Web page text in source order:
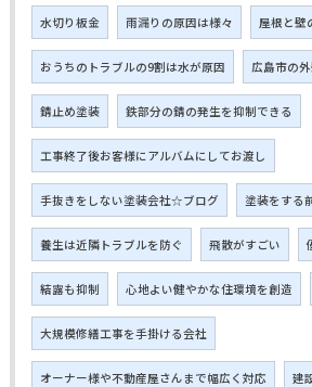
水切り板金 雨漏りの原因は様々 屋根と壁
おうちのトラブルの9割は水が原因 広島市の
錆止め塗装 鉄部分の錆の発生を抑制できる
工事終了後お客様にアルバムにしてお渡し
手抜きをしない塗装会社☆ブログ 塗装をする
養生は近隣トラブルを防ぐ 飛散がすごい
結露も抑制 心地よい健やかな住環境を創造
大規模修繕工事を手掛ける会社
オーナー様や不動産屋さんまで幅広く対応 建